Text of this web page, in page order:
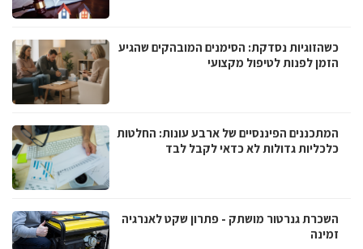
כשהזוגיות נסדקת: הסימנים המובהקים שהגיע
הזמן לפנות לטיפול מקצועי
המתכננים הפיננסיים של ארבע עונות: החלטות
כלכליות גדולות לא כדאי לקבל לבד
השכרת גנרטור מושתק - פתרון שקט לאנרגיה
זמינה